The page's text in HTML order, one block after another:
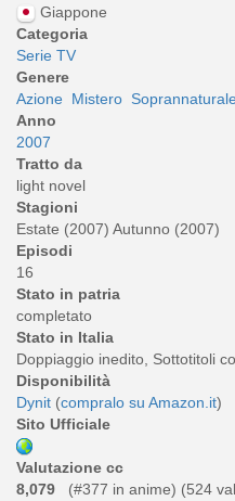
Giappone
Categoria
Serie TV
Genere
Azione Mistero
Anno
2007
Tratto da
light novel
Stagioni
Estate (2007) Autunno (2007)
Episodi
16
Stato in patria
completato
Stato in Italia
Doppiaggio inedito, Sottotitoli
Disponibilità
Dynit (compralo su Amazon.it)
Sito Ufficiale
Valutazione cc
8,079
(#377 in anime) (524